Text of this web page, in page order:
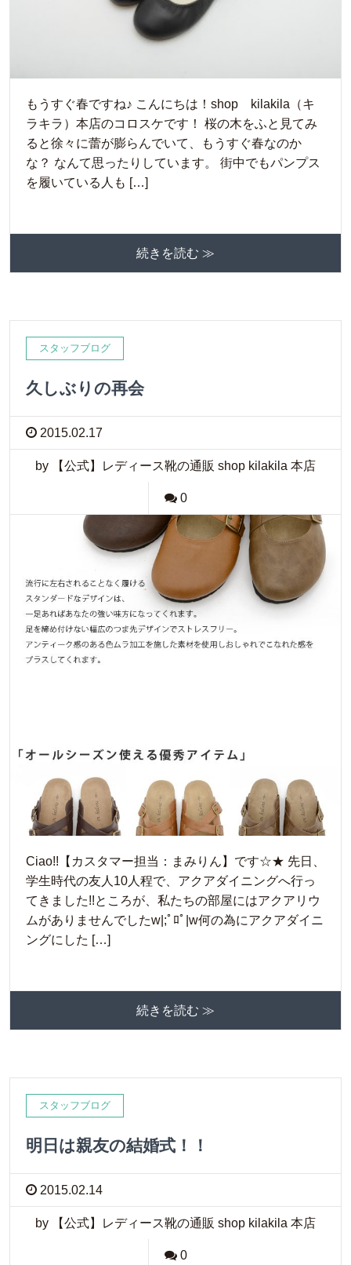
もうすぐ春ですね♪ こんにちは！shop kilakila（キ
ラキラ）本店のコロスケです！ 桜の木をふと見てみ
ると徐々に蕾が膨らんでいて、もうすぐ春なのか
な？ なんて思ったりしています。 街中でもパンプス
を履いている人も […]
続きを読む ≫
スタッフブログ
久しぶりの再会
2015.02.17
by 【公式】レディース靴の通販 shop kilakila 本店
0
Ciao!!【カスタマー担当：まみりん】です☆★ 先日、
学生時代の友人10人程で、アクアダイニングへ行っ
てきました!!ところが、私たちの部屋にはアクアリウ
ムがありませんでしたw|;ﾟﾛﾟ|w何の為にアクアダイニ
ングにした […]
続きを読む ≫
スタッフブログ
明日は親友の結婚式！！
2015.02.14
by 【公式】レディース靴の通販 shop kilakila 本店
0